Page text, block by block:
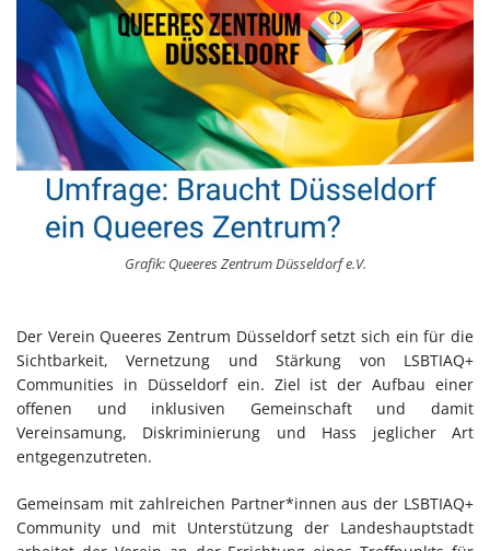
Grafik: Queeres Zentrum Düsseldorf e.V.
Der Verein Queeres Zentrum Düsseldorf setzt sich ein für die
Sichtbarkeit, Vernetzung und Stärkung von LSBTIAQ+
Communities in Düsseldorf ein. Ziel ist der Aufbau einer
offenen und inklusiven Gemeinschaft und damit
Vereinsamung, Diskriminierung und Hass jeglicher Art
entgegenzutreten.
Gemeinsam mit zahlreichen Partner*innen aus der LSBTIAQ+
Community und mit Unterstützung der Landeshauptstadt